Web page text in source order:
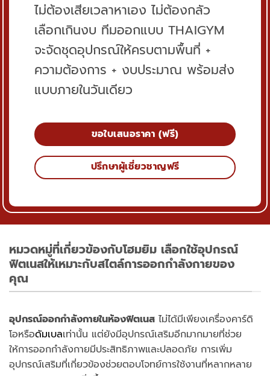
ไม่ต้องเสียเวลาหาเอง ไม่ต้องกลัว
เลือกเกินงบ ทีมออกแบบ THAIGYM
จะจัดชุดอุปกรณ์ให้ครบตามพื้นที่ +
ความต้องการ + งบประมาณ พร้อมส่ง
แบบภายในวันเดียว
ขอใบเสนอราคา (ฟรี)
ปรึกษาผู้เชี่ยวชาญฟรี
หมวดหมู่ที่เกี่ยวข้องกับโฮมยิม เลือกใช้อุปกรณ์
ฟิตเนสให้เหมาะกับสไตล์การออกกำลังกายของ
คุณ
อุปกรณ์ออกกำลังกายในห้องฟิตเนส ไม่ได้มีเพียงเครื่องคาร์ดิ
โอหรือดัมเบลเท่านั้น แต่ยังมีอุปกรณ์เสริมอีกมากมายที่ช่วย
ให้การออกกำลังกายมีประสิทธิภาพและปลอดภัย การเพิ่ม
อุปกรณ์เสริมที่เกี่ยวข้องช่วยตอบโจทย์การใช้งานที่หลากหลาย